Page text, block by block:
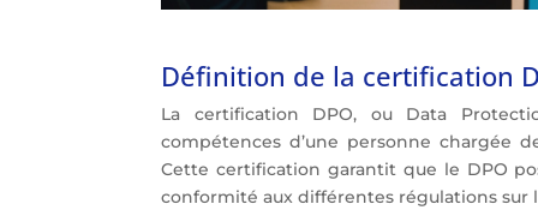
Définition de la certification
La certification DPO, ou Data
compétences d’une personne chargée
Cette certification garantit que le DPO
conformité aux différentes régulations sur